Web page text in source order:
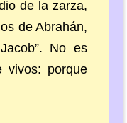
de la zarza,
de Abrahán,
No es
vivos: porque